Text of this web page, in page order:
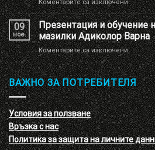
на
перлени
Коментарите са изключени
Нова
мазилка
–
кръгове
–
3D
ефект
с
VELE
09
ное.
Презентация и обучение
мазилки Адиколор Варна
Коментарите са изключениза
и
на
мазилки
Варна
ВАЖНО ЗА ПОТРЕБИТЕЛЯ
Условия за ползване
Връзка с нас
Политика за защита на личните